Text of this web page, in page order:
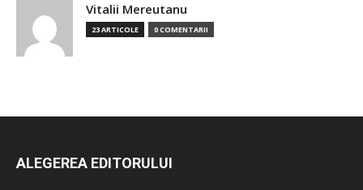
Vitalii Mereutanu
23 ARTICOLE 0 COMENTARII
ALEGEREA EDITORULUI